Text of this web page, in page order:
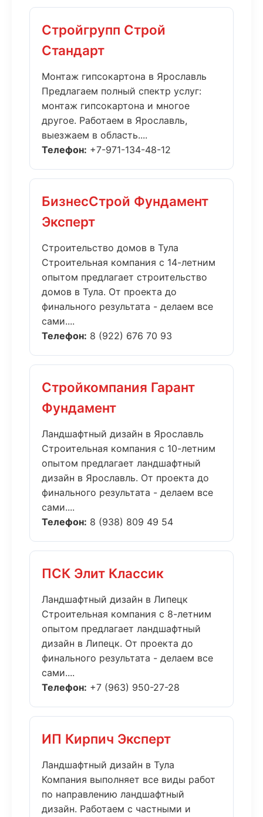
Стройгрупп Строй
Стандарт
Монтаж гипсокартона в Ярославль
Предлагаем полный спектр услуг:
монтаж гипсокартона и многое
другое. Работаем в Ярославль,
выезжаем в область....
Телефон: +7-971-134-48-12
БизнесСтрой Фундамент
Эксперт
Строительство домов в Тула
Строительная компания с 14-летним
опытом предлагает строительство
домов в Тула. От проекта до
финального результата - делаем все
сами....
Телефон: 8 (922) 676 70 93
Стройкомпания Гарант
Фундамент
Ландшафтный дизайн в Ярославль
Строительная компания с 10-летним
опытом предлагает ландшафтный
дизайн в Ярославль. От проекта до
финального результата - делаем все
сами....
Телефон: 8 (938) 809 49 54
ПСК Элит Классик
Ландшафтный дизайн в Липецк
Строительная компания с 8-летним
опытом предлагает ландшафтный
дизайн в Липецк. От проекта до
финального результата - делаем все
сами....
Телефон: +7 (963) 950-27-28
ИП Кирпич Эксперт
Ландшафтный дизайн в Тула
Компания выполняет все виды работ
по направлению ландшафтный
дизайн. Работаем с частными и